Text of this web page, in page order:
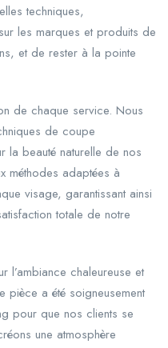
techniques,
les marques et produits de
et de rester à la pointe
de chaque service. Nous
de coupe
la beauté naturelle de nos
méthodes adaptées à
visage, garantissant ainsi
totale de notre
l’ambiance chaleureuse et
pièce a été soigneusement
pour que nos clients se
une atmosphère